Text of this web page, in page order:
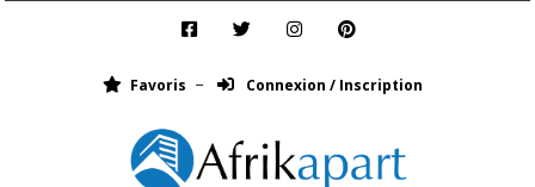
Favoris Connexion / Inscription